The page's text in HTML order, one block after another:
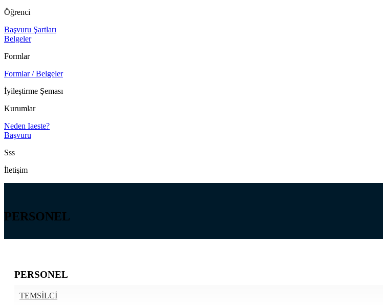
Öğrenci
Başvuru Şartları
Belgeler
Formlar
Formlar / Belgeler
İyileştirme Şeması
Kurumlar
Neden Iaeste?
Başvuru
Sss
İletişim
PERSONEL
PERSONEL
TEMSİLCİ